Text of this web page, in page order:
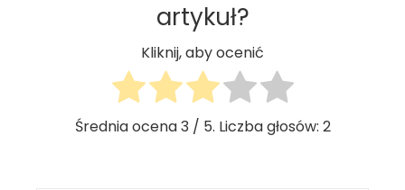
artykuł?
Kliknij, aby ocenić
Średnia ocena3/ 5. Liczba głosów: 2